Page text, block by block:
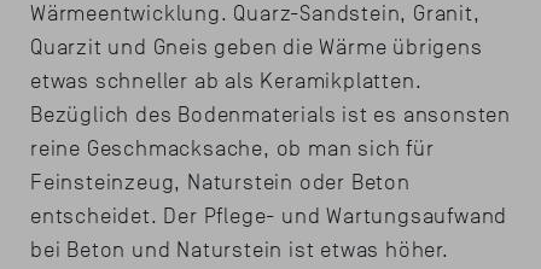
Wärmeentwicklung. Quarz-Sandstein, Granit,
Quarzit und Gneis geben die Wärme übrigens
etwas schneller ab als Keramikplatten.
Bezüglich des Bodenmaterials ist es ansonsten
reine Geschmacksache, ob man sich für
Feinsteinzeug, Naturstein oder Beton
entscheidet. Der Pflege- und Wartungsaufwand
bei Beton und Naturstein ist etwas höher.